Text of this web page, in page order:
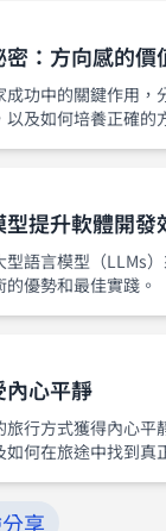
：方向感的價
功中的關鍵作用，
及如何培養正確的
提升軟體開發
語言模型（LLMs
優勢和最佳實踐。
內心平靜
行方式獲得內心平
何在旅途中找到真
享